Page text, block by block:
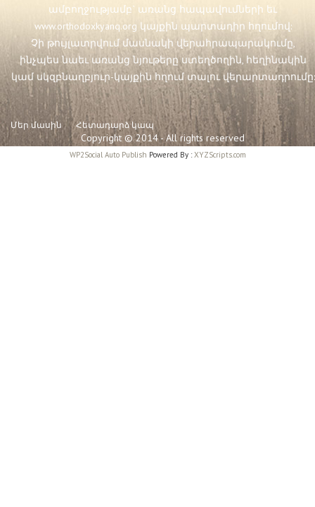
ամբողջությամբ` առանց հապավումների եւ
www.orthodoxkyanq.org կայքին պարտադիր հղումով:
Չի թույլատրվում մասնակի վերահրապարակումը,
ինչպես նաեւ առանց նյութերը ստեղծողին, հեղինակին
կամ սկզբնաղբյուր-կայքին հղում տալու վերարտադրումը:
Մեր մասին Հետադարձ կապ
Copyright © 2014 - All rights reserved
WP2Social Auto Publish Powered By :XYZScripts.com